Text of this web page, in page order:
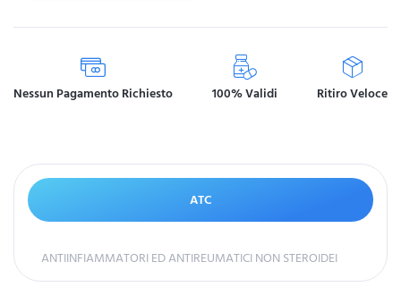
Nessun Pagamento Richiesto 100% Validi Ritiro Veloce
ATC
ANTIINFIAMMATORI ED ANTIREUMATICI NON STEROIDEI